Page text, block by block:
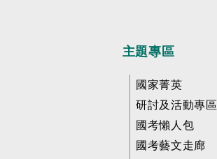
主題專區
國家菁英
研討及活動專區
國考懶人包
國考藝文走廊